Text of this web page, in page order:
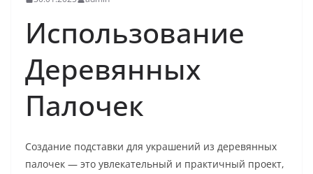
Использование
Деревянных
Палочек
Создание подставки для украшений из деревянных
палочек — это увлекательный и практичный проект,